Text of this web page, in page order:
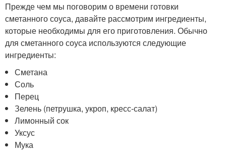
Прежде чем мы поговорим о времени готовки
сметанного соуса, давайте рассмотрим ингредиенты,
которые необходимы для его приготовления. Обычно
для сметанного соуса используются следующие
ингредиенты:
Сметана
Соль
Перец
Зелень (петрушка, укроп, кресс-салат)
Лимонный сок
Уксус
Мука